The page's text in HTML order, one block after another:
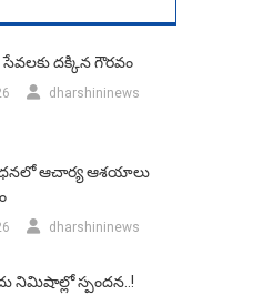
దక్కిన గౌరవం
dharshininews
ఆచార్య ఆశయాలు
dharshininews
నిమిషాల్లో స్పందన..!